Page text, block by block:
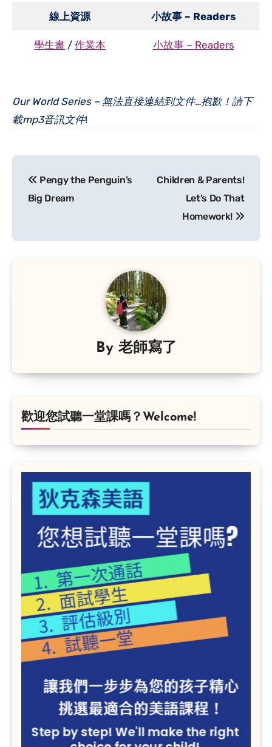
線上資源 小故事 – Readers
學生書 / 作業本 小故事 – Readers
Our World Series – 無法直接連結到文件…抱歉！請下
載mp3音訊文件!
navigation
Pengy the Penguin’s
Big Dream
Children & Parents!
Let’s Do That
Homework!
By 老師寫了
歡迎您試聽一堂課嗎？Welcome!